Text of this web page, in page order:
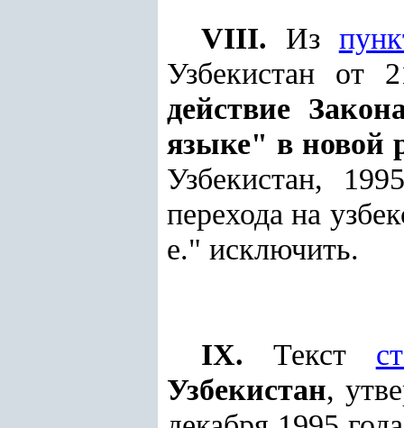
VIII. Из
Узбекистан от
действие
языке" в новой
Узбекистан,
перехода на
е." исключить.
IX. Текст
Узбекистан,